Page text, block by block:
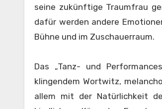
seine zukünftige Traumfrau
dafür werden andere
Bühne und im Zuschauerraum.
Das „Tanz- und
klingendem Wortwitz,
allem mit der Natürlichkeit